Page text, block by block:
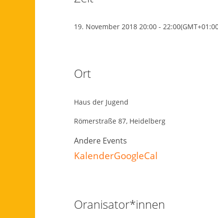
19. November 2018 20:00 - 22:00
Ort
Haus der Jugend
Römerstraße 87, Heidelberg
Andere Events
KalenderGoogleCal
Oranisator*innen